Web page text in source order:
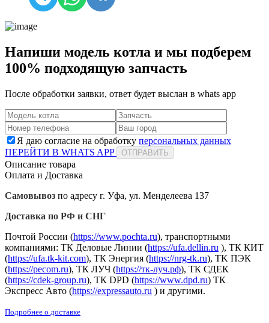
Напиши модель котла и мы подберем
100% подходящую запчасть
После обработки заявки, ответ будет выслан в whats app
Я даю согласие на обработку персональных данных
ПЕРЕЙТИ В WHATS APP
ОТПРАВИТЬ
Описание товара
Оплата и Доставка
Самовывоз по адресу г. Уфа, ул. Менделеева 137
Доставка по РФ и СНГ
Почтой России (https://www.pochta.ru), транспортными
компаниями: ТК Деловые Линии (https://ufa.dellin.ru ), ТК КИТ
(https://ufa.tk-kit.com), ТК Энергия (https://nrg-tk.ru), ТK ПЭК
(https://pecom.ru), ТК ЛУЧ (https://тк-луч.рф), ТК СДЕК
(https://cdek-group.ru), ТК DPD (https://www.dpd.ru) ТК
Экспресс Авто (https://expressauto.ru ) и другими.
Подробнее о доставке